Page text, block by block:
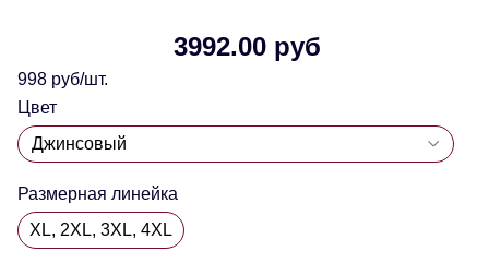
3992.00 руб
998 руб/шт.
Цвет
Размерная линейка
XL, 2XL, 3XL, 4XL